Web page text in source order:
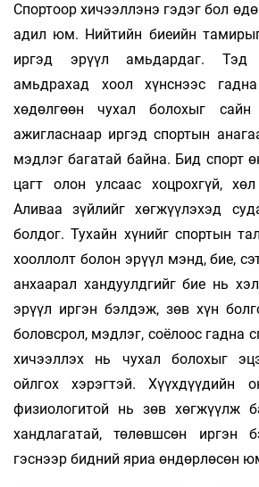
Спортоор хичээллэнэ гэдэг бол
адил юм. Нийтийн биеийн
иргэд эрүүл амьдардаг. Тэд
амьдрахад хоол хүнснээс
хөдөлгөөн чухал болохыг
ажигласнаар иргэд спортын
мэдлэг багатай байна. Бид спорт
цагт олон улсаас хоцрохгүй,
Аливаа зүйлийг хөгжүүлэхэд
болдог. Тухайн хүнийг спортын
хооллолт болон эрүүл мэнд, бие,
анхаарал хандуулдгийг бие нь
эрүүл иргэн бэлдэж, зөв хүн
боловсрол, мэдлэг, соёлоос гадна
хичээллэх нь чухал болохыг
ойлгох хэрэгтэй. Хүүхдүүдийн
физиологитой нь зөв хөгжүүлж
хандлагатай, төлөвшсөн иргэн
гэснээр бидний яриа өндөрлөсөн